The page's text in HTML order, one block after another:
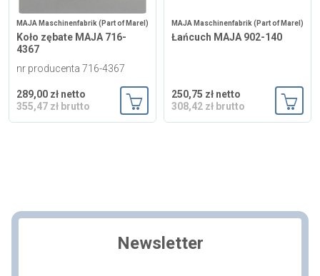
MAJA Maschinenfabrik (Part of Marel)
Koło zębate MAJA 716-
4367
nr producenta 716-4367
289,00 zł netto
355,47 zł brutto
Dodaj do koszyka
MAJA Maschinenfabrik (Part of Marel)
Łańcuch MAJA 902-140
250,75 zł netto
308,42 zł brutto
Newsletter